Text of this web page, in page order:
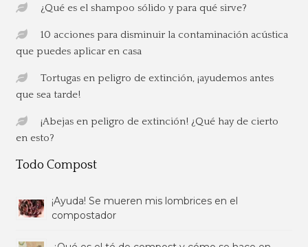
¿Qué es el shampoo sólido y para qué sirve?
10 acciones para disminuir la contaminación acústica
que puedes aplicar en casa
Tortugas en peligro de extinción, ¡ayudemos antes
que sea tarde!
¡Abejas en peligro de extinción! ¿Qué hay de cierto
en esto?
Todo Compost
¡Ayuda! Se mueren mis lombrices en el
compostador